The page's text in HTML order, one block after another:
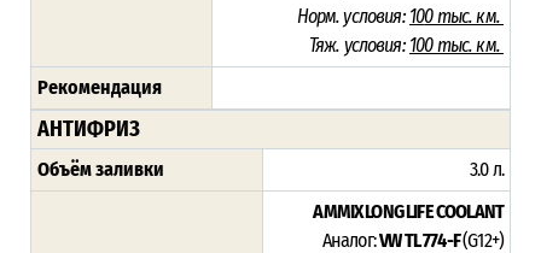
Норм. условия: 100 тыс. км.
Тяж. условия: 100 тыс. км.
Рекомендация
АНТИФРИЗ
Объём заливки 3.0 л.
AMMIX LONG LIFE COOLANT
Аналог:VW TL 774-F(G12+)